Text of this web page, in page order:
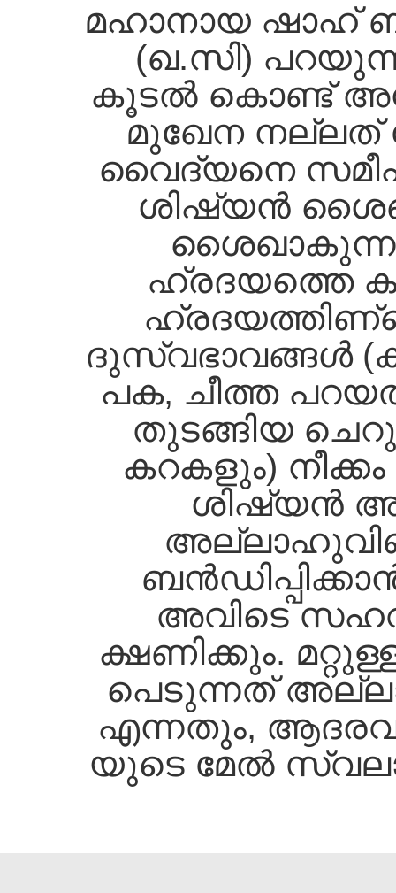
മഹാനായ ഷാഹ്‌
(ഖ.സി)
കൂടല്‍ കൊണ്ട്‌
മുഖേന നല്ലത്‌
വൈദ്യനെ
ശിഷ്യന്‍
ഹ്രദയത്തെ
ദുസ്വഭാവങ്ങള്‍
പക, ചീത്ത
തുടങ്ങിയ
കറകളും)
ശിഷ്യന്‍
അവിടെ
ക്ഷണിക്കും.
പെടുന്നത്‌
എന്നതും,
യുടെ മേല്‍